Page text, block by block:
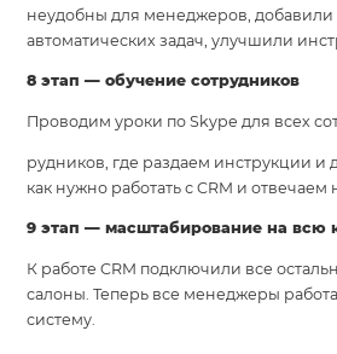
неудобны для менеджеров, добавили
автоматических задач, улучшили
8 этап — обучение сотрудников
Проводим уроки по Skype для всех
рудников, где раздаем инструкции и
как нужно работать с CRM и отвечаем
9 этап — масштабирование на всю
К работе CRM подключили все
салоны. Теперь все менеджеры
систему.